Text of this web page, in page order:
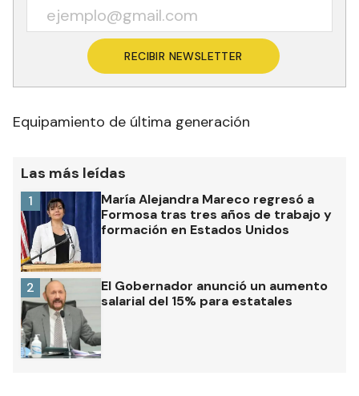
RECIBIR NEWSLETTER
Equipamiento de última generación
Las más leídas
María Alejandra Mareco regresó a
Formosa tras tres años de trabajo y
formación en Estados Unidos
1
El Gobernador anunció un aumento
salarial del 15% para estatales
2